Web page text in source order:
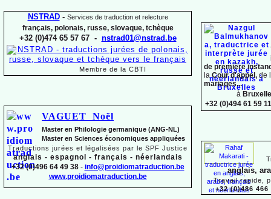
de première
laCour d'appel, de
mariages...
à
+32 (0)494 61 59 11
anglais,
Travail rapide,
+32 (0)486 466
NSTRAD- Services de traduction et relecture
français, polonais, russe, slovaque, tchèque
+32 (0)474 65 57 67 - nstrad01@nstrad.be
Membre de la CBTI
VAGUET Noël
Master en Philologie germanique (ANG-NL)
Master en Sciences économiques appliquées
Traductions jurées et légalisées par le SPF Justice
anglais - espagnol - français - néerlandais
+32 (0)496 64 49 38 - info@proidiomatraduction.be
www.proidiomatraduction.be